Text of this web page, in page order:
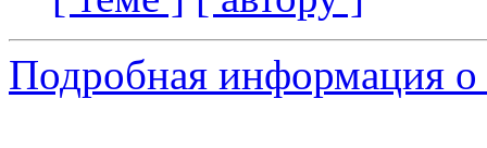
Подробная информация о